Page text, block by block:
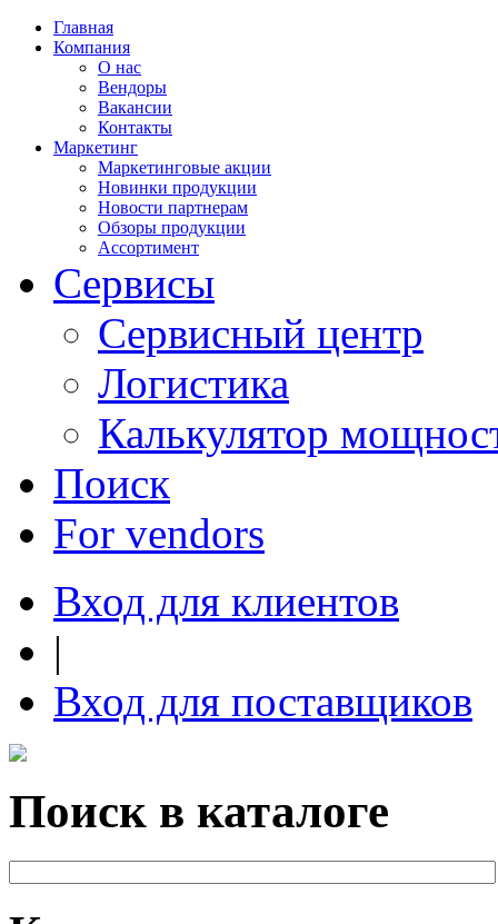
Главная
Компания
О нас
Вендоры
Вакансии
Контакты
Маркетинг
Маркетинговые акции
Новинки продукции
Новости партнерам
Обзоры продукции
Ассортимент
Сервисы
Сервисный центр
Логистика
Калькулятор
Поиск
For vendors
Вход для клиентов
|
Вход для поставщиков
Поиск в каталоге